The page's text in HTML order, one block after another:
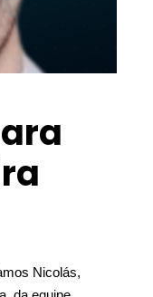
Nicolás,